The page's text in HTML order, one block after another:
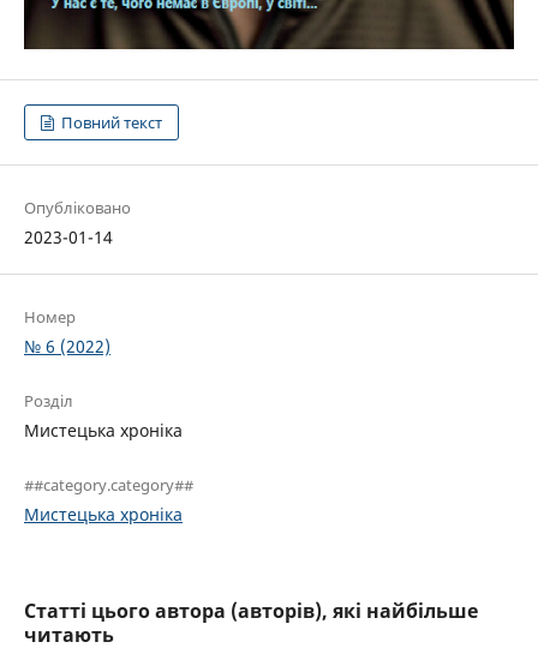
Повний текст
Опубліковано
2023-01-14
Номер
№ 6 (2022)
Розділ
Мистецька хроніка
##category.category##
Мистецька хроніка
Статті цього автора (авторів), які найбільше
читають